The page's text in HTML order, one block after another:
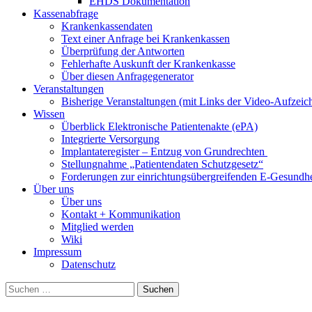
Kassenabfrage
Krankenkassendaten
Text einer Anfrage bei Krankenkassen
Überprüfung der Antworten
Fehlerhafte Auskunft der Krankenkasse
Über diesen Anfragegenerator
Veranstaltungen
Bisherige Veranstaltungen (mit Links der Video-
Wissen
Überblick Elektronische Patientenakte (ePA)
Integrierte Versorgung
Implantateregister – Entzug von Grundrechten
Stellungnahme „Patientendaten Schutzgesetz“
Forderungen zur einrichtungsübergreifenden E-
Über uns
Über uns
Kontakt + Kommunikation
Mitglied werden
Wiki
Impressum
Datenschutz
Suchen
nach: